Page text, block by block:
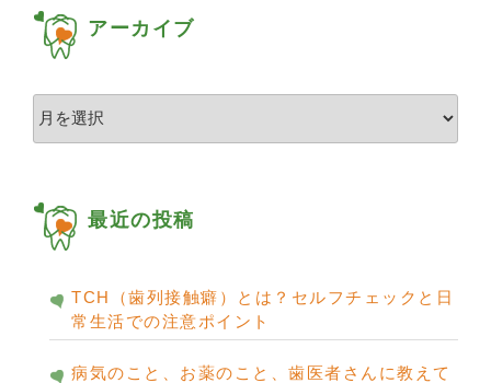
アーカイブ
ア
ブ
最近の投稿
TCH（歯列接触癖）とは？セルフチェックと日
常生活での注意ポイント
病気のこと、お薬のこと、歯医者さんに教えて